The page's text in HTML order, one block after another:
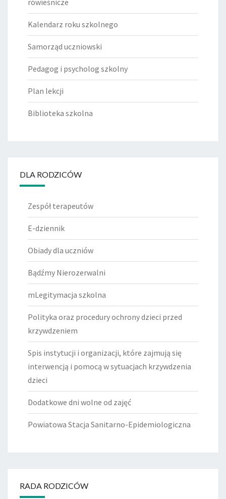
Kalendarz roku szkolnego
Samorząd uczniowski
Pedagog i psycholog szkolny
Plan lekcji
Biblioteka szkolna
DLA RODZICÓW
Zespół terapeutów
E-dziennik
Obiady dla uczniów
Bądźmy Nierozerwalni
mLegitymacja szkolna
Polityka oraz procedury ochrony dzieci przed
krzywdzeniem
Spis instytucji i organizacji, które zajmują się
interwencją i pomocą w sytuacjach krzywdzenia
dzieci
Dodatkowe dni wolne od zajęć
Powiatowa Stacja Sanitarno-Epidemiologiczna
RADA RODZICÓW